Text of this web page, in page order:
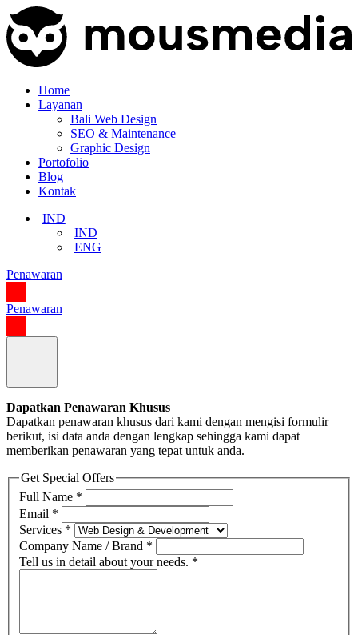
Home
Layanan
Bali Web Design
SEO & Maintenance
Graphic Design
Portofolio
Blog
Kontak
IND
IND
ENG
Penawaran
Penawaran
Dapatkan Penawaran Khusus
Dapatkan penawaran khusus dari kami dengan mengisi formulir
berikut, isi data anda dengan lengkap sehingga kami dapat
memberikan penawaran yang tepat untuk anda.
Get Special Offers
Full Name *
Email *
Services *
Company Name / Brand *
Tell us in detail about your needs. *